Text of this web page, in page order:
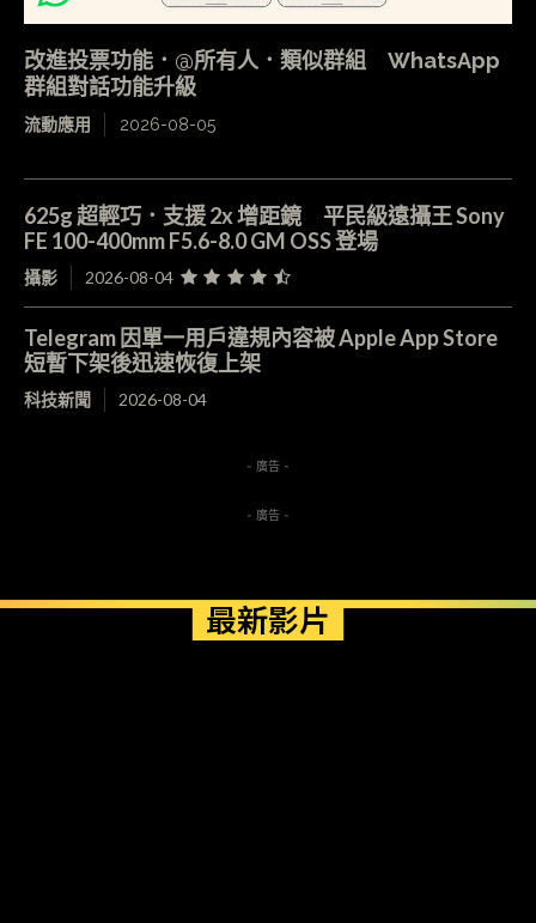
改進投票功能．@所有人．類似群組 WhatsApp
群組對話功能升級
流動應用 2026-08-05
625g 超輕巧．支援 2x 增距鏡 平民級遠攝王 Sony
FE 100-400mm F5.6-8.0 GM OSS 登場
攝影 2026-08-04
Telegram 因單一用戶違規內容被 Apple App Store
短暫下架後迅速恢復上架
科技新聞 2026-08-04
- 廣告 -
- 廣告 -
最新影片